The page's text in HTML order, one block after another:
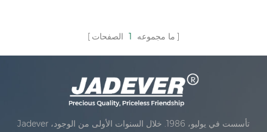
ما مجموعه 1 الصفحات
Jadever تأسست في يوليو، 1986. خلال السنوات الأولى من الوجود،